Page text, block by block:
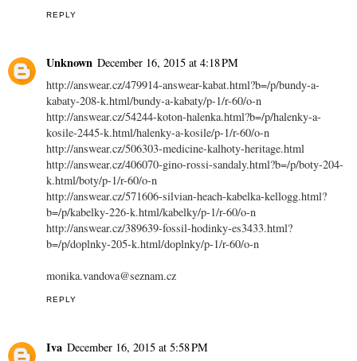
REPLY
Unknown December 16, 2015 at 4:18 PM
http://answear.cz/479914-answear-kabat.html?b=/p/bundy-a-
kabaty-208-k.html/bundy-a-kabaty/p-1/r-60/o-n
http://answear.cz/54244-koton-halenka.html?b=/p/halenky-a-
kosile-2445-k.html/halenky-a-kosile/p-1/r-60/o-n
http://answear.cz/506303-medicine-kalhoty-heritage.html
http://answear.cz/406070-gino-rossi-sandaly.html?b=/p/boty-204-
k.html/boty/p-1/r-60/o-n
http://answear.cz/571606-silvian-heach-kabelka-kellogg.html?
b=/p/kabelky-226-k.html/kabelky/p-1/r-60/o-n
http://answear.cz/389639-fossil-hodinky-es3433.html?
b=/p/doplnky-205-k.html/doplnky/p-1/r-60/o-n
monika.vandova@seznam.cz
REPLY
Iva December 16, 2015 at 5:58 PM